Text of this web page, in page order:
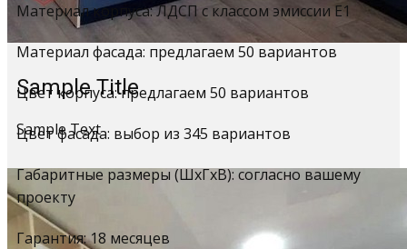
Sample Title
Sample Text
Материал корпуса: ЛДСП с классом эмиссии Е1
Материал фасада: предлагаем 50 вариантов
Цвет корпуса: предлагаем 50 вариантов
Цвет фасада: выбор из 345 вариантов
Габаритные размеры (ШхГхВ): согласно вашему
проекту
Гарантия: 18 месяцев